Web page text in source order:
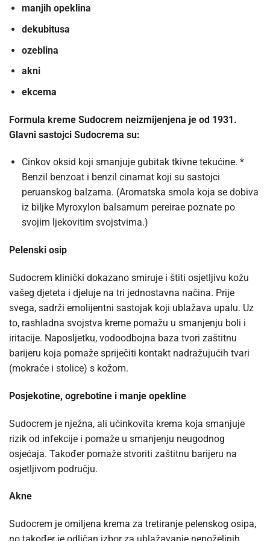
manjih opeklina
dekubitusa
ozeblina
akni
ekcema
Formula kreme Sudocrem neizmijenjena je od 1931.
Glavni sastojci Sudocrema su:
Cinkov oksid koji smanjuje gubitak tkivne tekućine. *
Benzil benzoat i benzil cinamat koji su sastojci
peruanskog balzama. (Aromatska smola koja se dobiva
iz biljke Myroxylon balsamum pereirae poznate po
svojim ljekovitim svojstvima.)
Pelenski osip
Sudocrem klinički dokazano smiruje i štiti osjetljivu kožu
vašeg djeteta i djeluje na tri jednostavna načina. Prije
svega, sadrži emolijentni sastojak koji ublažava upalu. Uz
to, rashladna svojstva kreme pomažu u smanjenju boli i
iritacije. Naposljetku, vodoodbojna baza tvori zaštitnu
barijeru koja pomaže spriječiti kontakt nadražujućih tvari
(mokraće i stolice) s kožom.
Posjekotine, ogrebotine i manje opekline
Sudocrem je nježna, ali učinkovita krema koja smanjuje
rizik od infekcije i pomaže u smanjenju neugodnog
osjećaja. Također pomaže stvoriti zaštitnu barijeru na
osjetljivom području.
Akne
Sudocrem je omiljena krema za tretiranje pelenskog osipa,